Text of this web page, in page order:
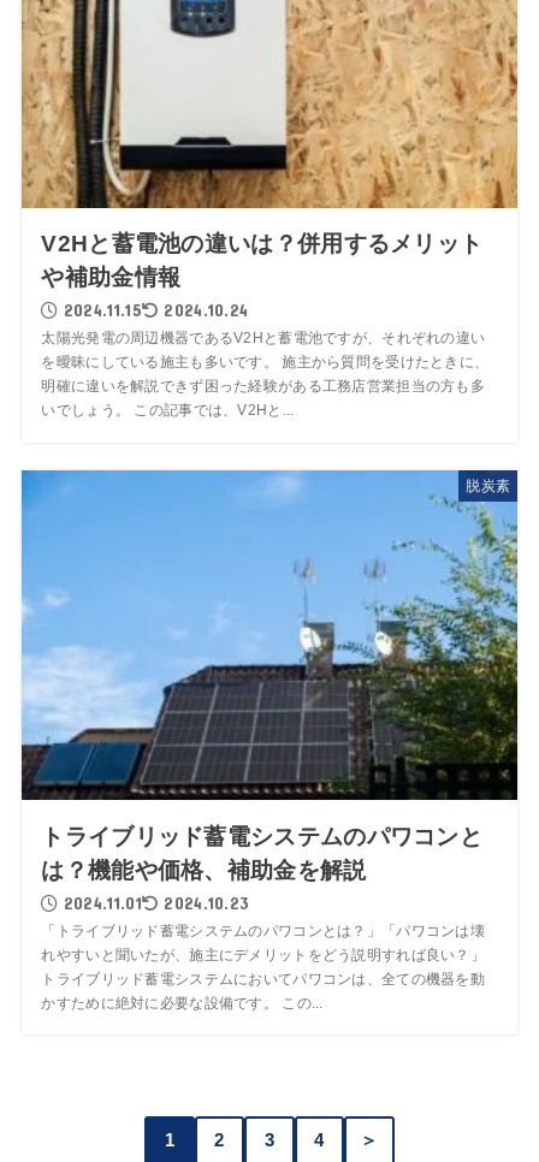
V2Hと蓄電池の違いは？併用するメリット
や補助金情報
2024.11.15 2024.10.24
太陽光発電の周辺機器であるV2Hと蓄電池ですが、それぞれの違い
を曖昧にしている施主も多いです。 施主から質問を受けたときに、
明確に違いを解説できず困った経験がある工務店営業担当の方も多
いでしょう。 この記事では、V2Hと...
脱炭素
トライブリッド蓄電システムのパワコンと
は？機能や価格、補助金を解説
2024.11.01 2024.10.23
「トライブリッド蓄電システムのパワコンとは？」「パワコンは壊
れやすいと聞いたが、施主にデメリットをどう説明すれば良い？」
トライブリッド蓄電システムにおいてパワコンは、全ての機器を動
かすために絶対に必要な設備です。 この...
1 2 3 4 ＞